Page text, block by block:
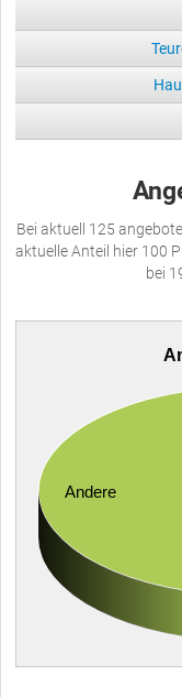
Bei aktuell 125
aktuelle Anteil hier 100
bei
Andere